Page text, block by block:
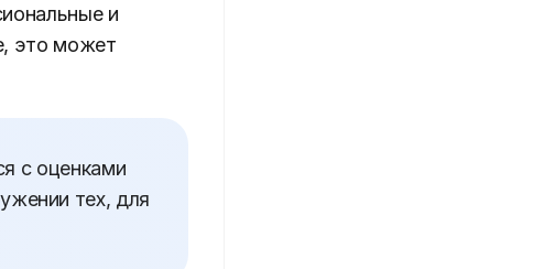
и
это может
с оценками
тех, для